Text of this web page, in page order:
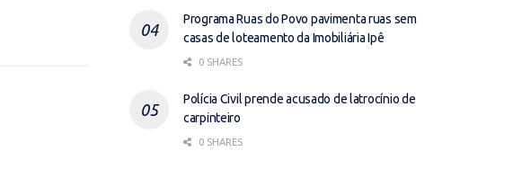
Programa Ruas do Povo pavimenta ruas sem
casas de loteamento da Imobiliária Ipê
0 SHARES
Polícia Civil prende acusado de latrocínio de
carpinteiro
0 SHARES